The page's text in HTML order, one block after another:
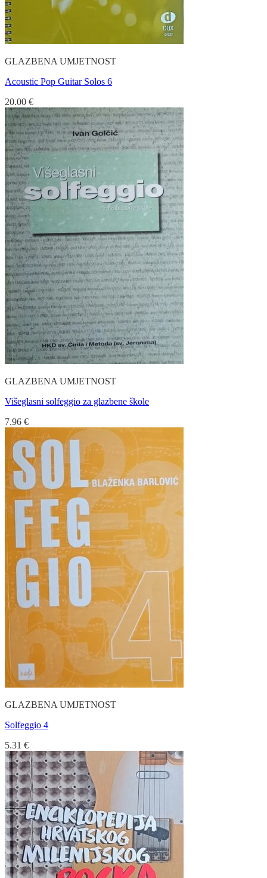
GLAZBENA UMJETNOST
Acoustic Pop Guitar Solos 6
20.00 €
GLAZBENA UMJETNOST
Višeglasni solfeggio za glazbene škole
7.96 €
GLAZBENA UMJETNOST
Solfeggio 4
5.31 €